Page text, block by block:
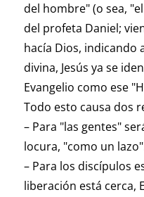
del hombre" (o sea,
del profeta Daniel;
hacía Dios, indicando
divina, Jesús ya se
Evangelio como ese
Todo esto causa dos
– Para "las gentes"
locura, "como un
– Para los discípulos
liberación está cerca,